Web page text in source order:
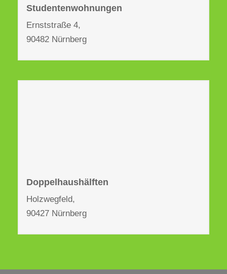
Studentenwohnungen
Ernststraße 4,
90482 Nürnberg
Doppelhaushälften
Holzwegfeld,
90427 Nürnberg